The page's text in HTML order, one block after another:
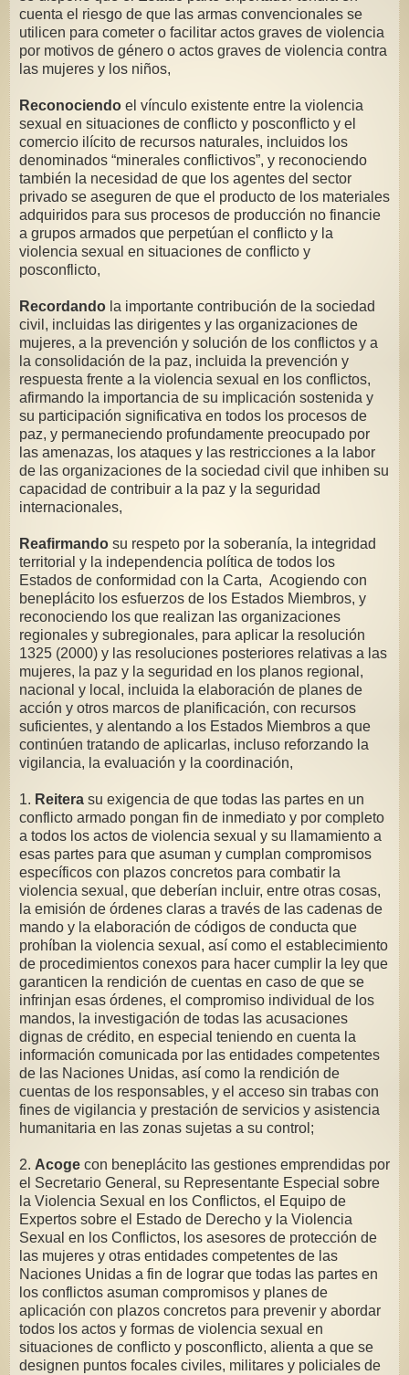
cuenta el riesgo de que las armas convencionales se
utilicen para cometer o facilitar actos graves de violencia
por motivos de género o actos graves de violencia contra
las mujeres y los niños,
Reconociendo el vínculo existente entre la violencia
sexual en situaciones de conflicto y posconflicto y el
comercio ilícito de recursos naturales, incluidos los
denominados “minerales conflictivos”, y reconociendo
también la necesidad de que los agentes del sector
privado se aseguren de que el producto de los materiales
adquiridos para sus procesos de producción no financie
a grupos armados que perpetúan el conflicto y la
violencia sexual en situaciones de conflicto y
posconflicto,
Recordando la importante contribución de la sociedad
civil, incluidas las dirigentes y las organizaciones de
mujeres, a la prevención y solución de los conflictos y a
la consolidación de la paz, incluida la prevención y
respuesta frente a la violencia sexual en los conflictos,
afirmando la importancia de su implicación sostenida y
su participación significativa en todos los procesos de
paz, y permaneciendo profundamente preocupado por
las amenazas, los ataques y las restricciones a la labor
de las organizaciones de la sociedad civil que inhiben su
capacidad de contribuir a la paz y la seguridad
internacionales,
Reafirmando su respeto por la soberanía, la integridad
territorial y la independencia política de todos los
Estados de conformidad con la Carta, Acogiendo con
beneplácito los esfuerzos de los Estados Miembros, y
reconociendo los que realizan las organizaciones
regionales y subregionales, para aplicar la resolución
1325 (2000) y las resoluciones posteriores relativas a las
mujeres, la paz y la seguridad en los planos regional,
nacional y local, incluida la elaboración de planes de
acción y otros marcos de planificación, con recursos
suficientes, y alentando a los Estados Miembros a que
continúen tratando de aplicarlas, incluso reforzando la
vigilancia, la evaluación y la coordinación,
1. Reitera su exigencia de que todas las partes en un
conflicto armado pongan fin de inmediato y por completo
a todos los actos de violencia sexual y su llamamiento a
esas partes para que asuman y cumplan compromisos
específicos con plazos concretos para combatir la
violencia sexual, que deberían incluir, entre otras cosas,
la emisión de órdenes claras a través de las cadenas de
mando y la elaboración de códigos de conducta que
prohíban la violencia sexual, así como el establecimiento
de procedimientos conexos para hacer cumplir la ley que
garanticen la rendición de cuentas en caso de que se
infrinjan esas órdenes, el compromiso individual de los
mandos, la investigación de todas las acusaciones
dignas de crédito, en especial teniendo en cuenta la
información comunicada por las entidades competentes
de las Naciones Unidas, así como la rendición de
cuentas de los responsables, y el acceso sin trabas con
fines de vigilancia y prestación de servicios y asistencia
humanitaria en las zonas sujetas a su control;
2. Acoge con beneplácito las gestiones emprendidas por
el Secretario General, su Representante Especial sobre
la Violencia Sexual en los Conflictos, el Equipo de
Expertos sobre el Estado de Derecho y la Violencia
Sexual en los Conflictos, los asesores de protección de
las mujeres y otras entidades competentes de las
Naciones Unidas a fin de lograr que todas las partes en
los conflictos asuman compromisos y planes de
aplicación con plazos concretos para prevenir y abordar
todos los actos y formas de violencia sexual en
situaciones de conflicto y posconflicto, alienta a que se
designen puntos focales civiles, militares y policiales de